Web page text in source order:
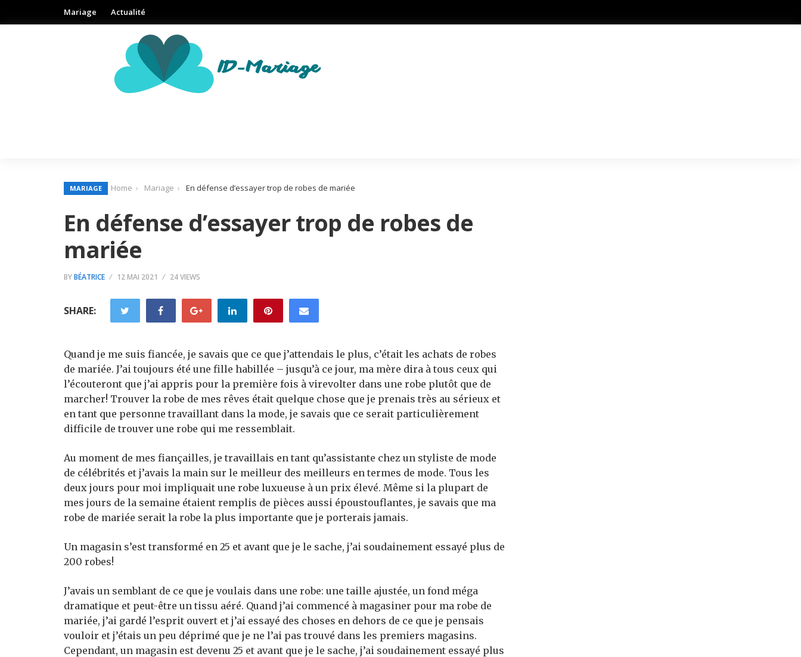
Mariage Actualité
MARIAGE Home Mariage En défense d’essayer trop de robes de mariée
En défense d’essayer trop de robes de
mariée
BYBÉATRICE 12 MAI 2021 24 VIEWS
SHARE:
Quand je me suis fiancée, je savais que ce que j’attendais le plus, c’était les achats de robes
de mariée. J’ai toujours été une fille habillée – jusqu’à ce jour, ma mère dira à tous ceux qui
l’écouteront que j’ai appris pour la première fois à virevolter dans une robe plutôt que de
marcher! Trouver la robe de mes rêves était quelque chose que je prenais très au sérieux et
en tant que personne travaillant dans la mode, je savais que ce serait particulièrement
difficile de trouver une robe qui me ressemblait.
Au moment de mes fiançailles, je travaillais en tant qu’assistante chez un styliste de mode
de célébrités et j’avais la main sur le meilleur des meilleurs en termes de mode. Tous les
deux jours pour moi impliquait une robe luxueuse à un prix élevé. Même si la plupart de
mes jours de la semaine étaient remplis de pièces aussi époustouflantes, je savais que ma
robe de mariée serait la robe la plus importante que je porterais jamais.
Un magasin s’est transformé en 25 et avant que je le sache, j’ai soudainement essayé plus de
200 robes!
J’avais un semblant de ce que je voulais dans une robe: une taille ajustée, un fond méga
dramatique et peut-être un tissu aéré. Quand j’ai commencé à magasiner pour ma robe de
mariée, j’ai gardé l’esprit ouvert et j’ai essayé des choses en dehors de ce que je pensais
vouloir et j’étais un peu déprimé que je ne l’ai pas trouvé dans les premiers magasins.
Cependant, un magasin est devenu 25 et avant que je le sache, j’ai soudainement essayé plus